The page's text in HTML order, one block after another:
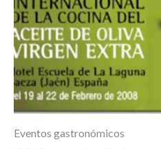
Eventos gastronómicos